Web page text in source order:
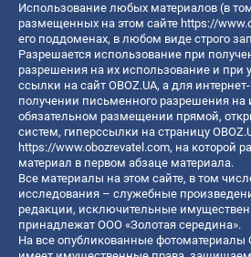
Использование любых материалов (в
размещенных на этом сайте https://
его поддоменах, в любом виде строго
Разрешается использование при
разрешения на их использование и при
ссылки на сайт OBOZ.UA, а для
получении письменного разрешения на
обязательном размещении прямой,
систем, гиперссылки на страницу
https://www.obozrevatel.com, на которой
материал в первом абзаце материала.
Все материалы на этом сайте, в том
исследования – служебные
редакции, исключительные
принадлежат ООО «Золотая середина».
На все опубликованные фотоматериалы